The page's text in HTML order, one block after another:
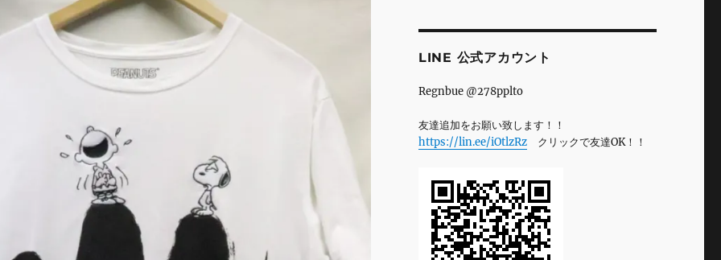
LINE 公式アカウント
Regnbue @278pplto
友達追加をお願い致します！！
https://lin.ee/iOtlzRzクリックで友達OK！！